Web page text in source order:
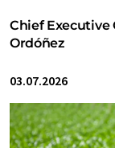
Chief Executive
Ordóñez
03.07.2026